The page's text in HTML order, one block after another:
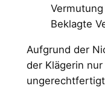
Beklagte
Aufgrund der
der Klägerin